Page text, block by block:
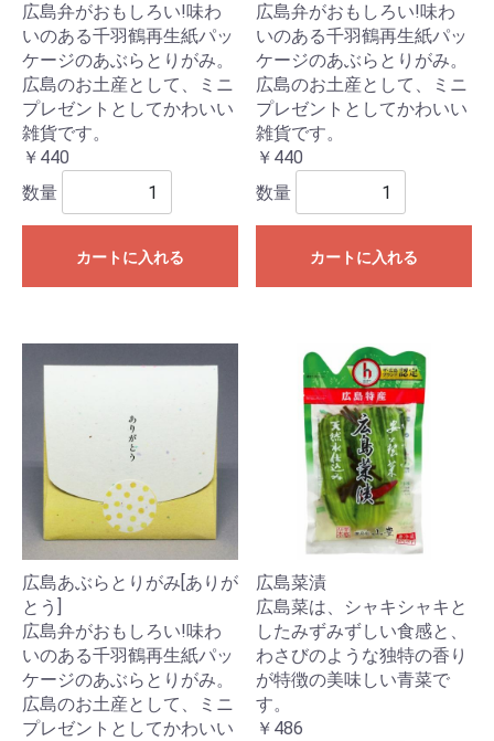
広島弁がおもしろい!味わ
いのある千羽鶴再生紙パッ
ケージのあぶらとりがみ。
広島のお土産として、ミニ
プレゼントとしてかわいい
雑貨です。
￥440
数量
カートに入れる
広島弁がおもしろい!味わ
いのある千羽鶴再生紙パッ
ケージのあぶらとりがみ。
広島のお土産として、ミニ
プレゼントとしてかわいい
雑貨です。
￥440
数量
カートに入れる
広島あぶらとりがみ[ありが
とう]
広島弁がおもしろい!味わ
いのある千羽鶴再生紙パッ
ケージのあぶらとりがみ。
広島のお土産として、ミニ
プレゼントとしてかわいい
広島菜漬
広島菜は、シャキシャキと
したみずみずしい食感と、
わさびのような独特の香り
が特徴の美味しい青菜で
す。
￥486